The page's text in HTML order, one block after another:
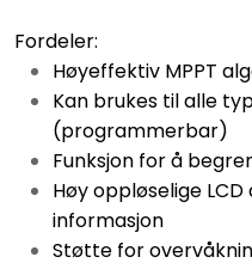
Fordeler:
Høyeffektiv MPPT
Kan brukes til alle
(programmerbar)
Funksjon for å
Høy oppløselige
informasjon
Støtte for